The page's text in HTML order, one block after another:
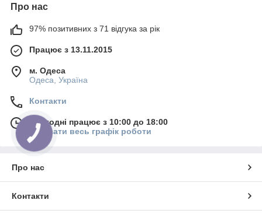
Про нас
97% позитивних з 71 відгука за рік
Працює з 13.11.2015
м. Одеса
Одеса, Україна
Контакти
Сьогодні працює з 10:00 до 18:00
Показати весь графік роботи
Про нас
Контакти